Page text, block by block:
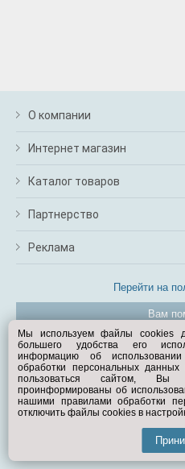
О компании
Интернет магазин
Каталог товаров
Партнерство
Реклама
Перейти на
Вам
© Exist.ru
Мы используем файлы cookies
большего удобства его
информацию об
обработки персональных
пользоваться сайтом, Вы
проинформированы об
нашими правилами обработки
отключить файлы cookies в